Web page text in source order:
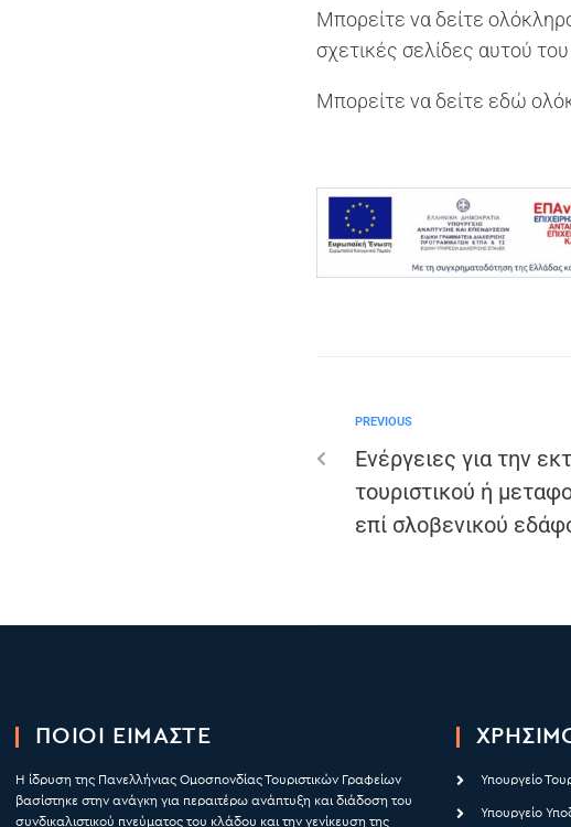
Μπορείτε να δείτε
σχετικές σελίδες αυτού
Μπορείτε να δείτε εδώ
PREVIOUS
Ενέργειες για την
τουριστικού ή
επί σλοβενικού
ΠΟΙΟΙ ΕΙΜΑΣΤΕ
Η ίδρυση της Πανελλήνιας Ομοσπονδίας Τουριστικών Γραφείων
βασίστηκε στην ανάγκη για περαιτέρω ανάπτυξη και διάδοση του
συνδικαλιστικού πνεύματος του κλάδου και την γενίκευση της
Υπουργείο
Υπουργείο